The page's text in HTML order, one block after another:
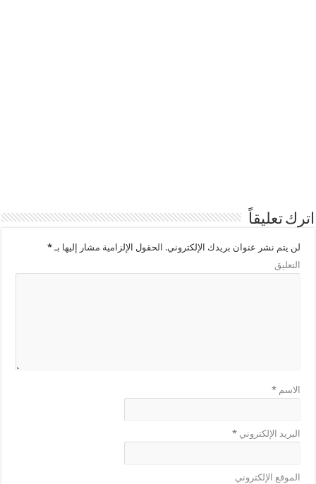
اترك تعليقاً
لن يتم نشر عنوان بريدك الإلكتروني. الحقول الإلزامية مشار إليها بـ*
التعليق
الاسم*
البريد الإلكتروني*
الموقع الإلكتروني